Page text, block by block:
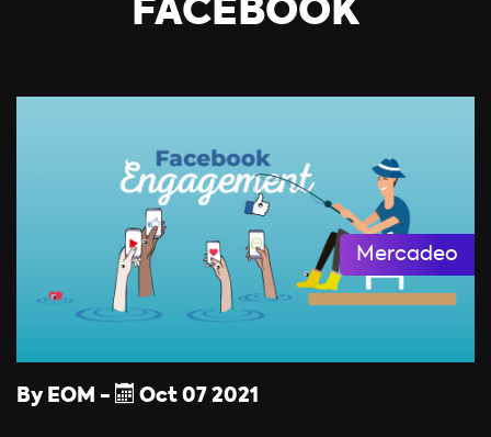
FACEBOOK
Mercadeo
By EOM - Oct 07 2021